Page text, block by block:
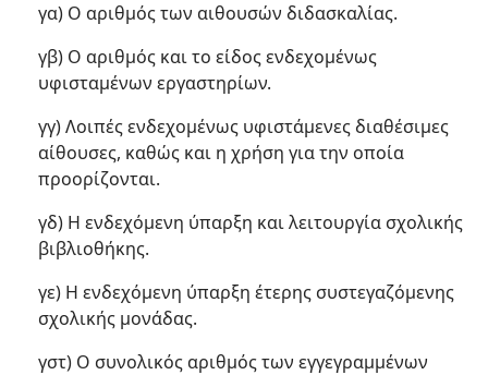
γα) Ο αριθμός των αιθουσών διδασκαλίας.
γβ) Ο αριθμός και το είδος ενδεχομένως
υφισταμένων εργαστηρίων.
γγ) Λοιπές ενδεχομένως υφιστάμενες διαθέσιμες
αίθουσες, καθώς και η χρήση για την οποία
προορίζονται.
γδ) Η ενδεχόμενη ύπαρξη και λειτουργία σχολικής
βιβλιοθήκης.
γε) Η ενδεχόμενη ύπαρξη έτερης συστεγαζόμενης
σχολικής μονάδας.
γστ) Ο συνολικός αριθμός των εγγεγραμμένων